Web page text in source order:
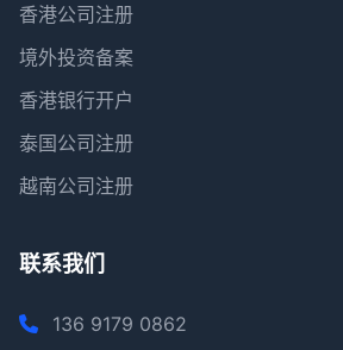
香港公司注册
境外投资备案
香港银行开户
泰国公司注册
越南公司注册
联系我们
136 9179 0862